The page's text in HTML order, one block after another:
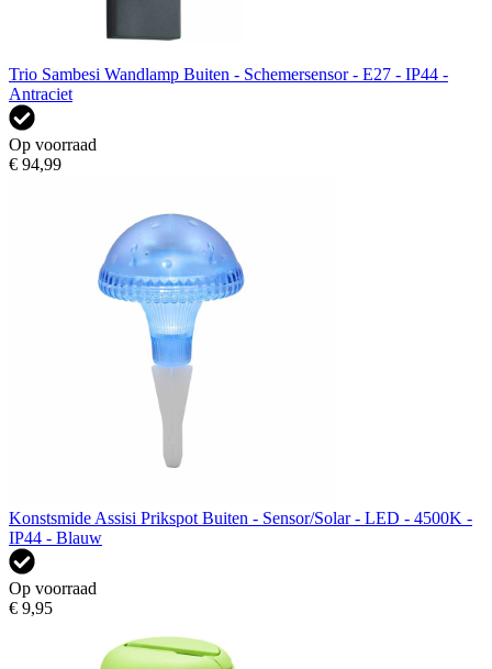
Trio Sambesi Wandlamp Buiten - Schemersensor - E27 - IP44 -
Antraciet
Op voorraad
€ 94,99
Konstsmide Assisi Prikspot Buiten - Sensor/Solar - LED - 4500K -
IP44 - Blauw
Op voorraad
€ 9,95